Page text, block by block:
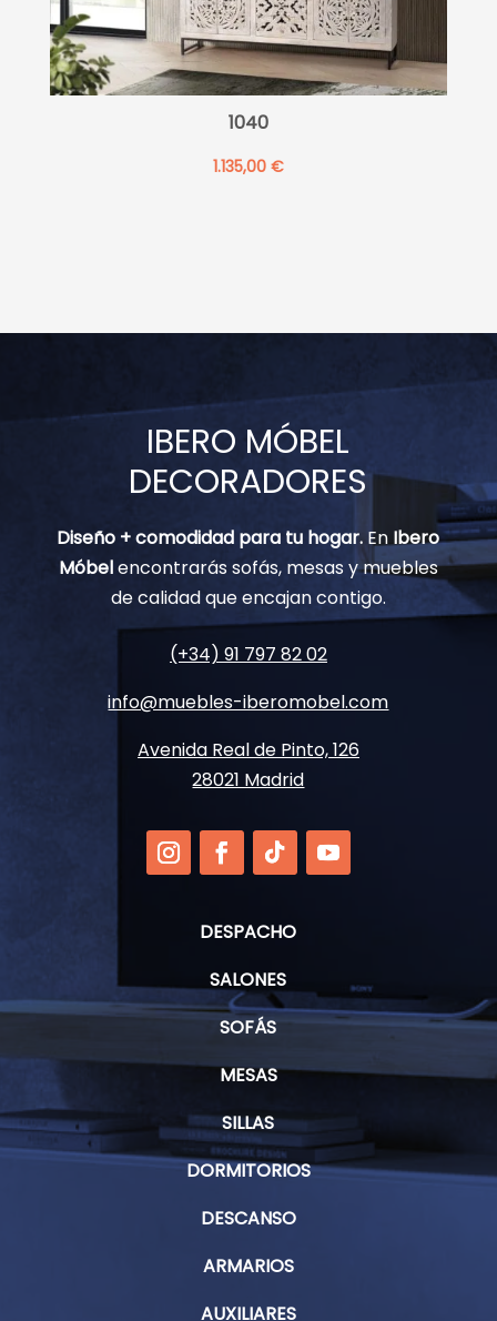
1040
1.135,00 €
IBERO MÓBEL
DECORADORES
Diseño + comodidad para tu hogar. EnIbero
Móbelencontrarás sofás, mesas y muebles
de calidad que encajan contigo.
(+34) 91 797 82 02
info@muebles-iberomobel.com
Avenida Real de Pinto, 126
28021 Madrid
DESPACHO
SALONES
SOFÁS
MESAS
SILLAS
DORMITORIOS
DESCANSO
ARMARIOS
AUXILIARES